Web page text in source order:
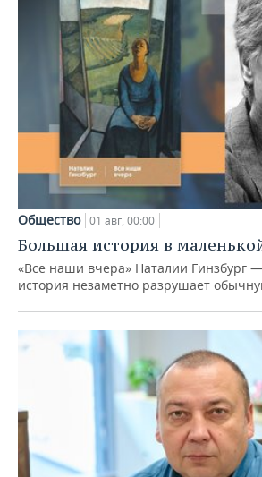
Общество 01 авг, 00:00
Большая история в
«Все наши вчера» Наталии Гинзбург
история незаметно разрушает